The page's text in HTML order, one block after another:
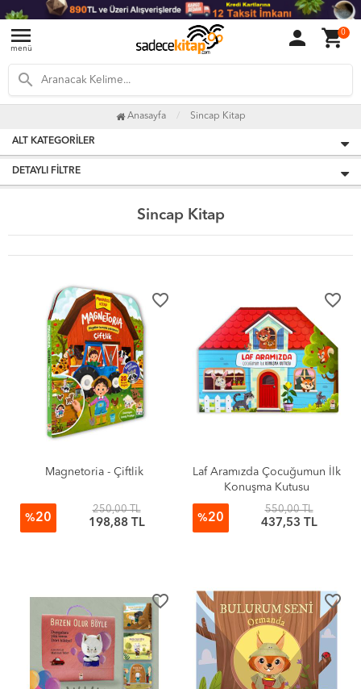
menu
menü person shopping_cart0
search
Anasayfa Sincap Kitap
ALT KATEGORILER
DETAYLI FILTRE
Sincap Kitap
favorite_border
Magnetoria - Çiftlik
%20
250,00 TL
198,88 TL
favorite_border
Laf Aramızda Çocuğumun İlk
Konuşma Kutusu
%20
550,00 TL
437,53 TL
favorite_border favorite_border